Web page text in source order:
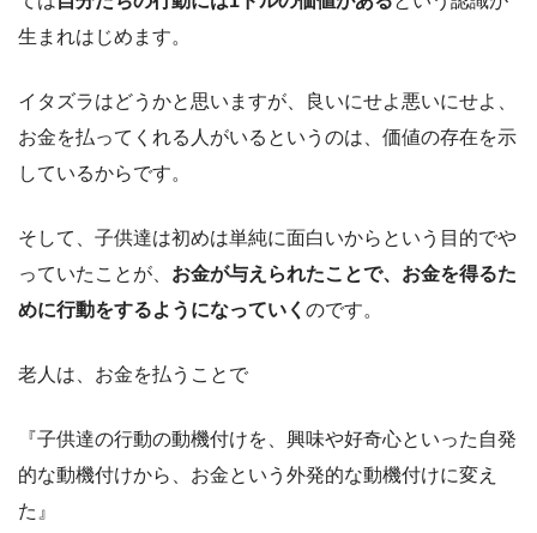
生まれはじめます。
イタズラはどうかと思いますが、良いにせよ悪いにせよ、
お金を払ってくれる人がいるというのは、価値の存在を示
しているからです。
そして、子供達は初めは単純に面白いからという目的でや
っていたことが、 お金が与えられたことで、お金を得るた
めに行動をするようになっていく のです。
老人は、お金を払うことで
『子供達の行動の動機付けを、興味や好奇心といった自発
的な動機付けから、お金という外発的な動機付けに変え
た』